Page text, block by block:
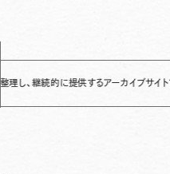
提供するアーカイブサイトです✌ 「